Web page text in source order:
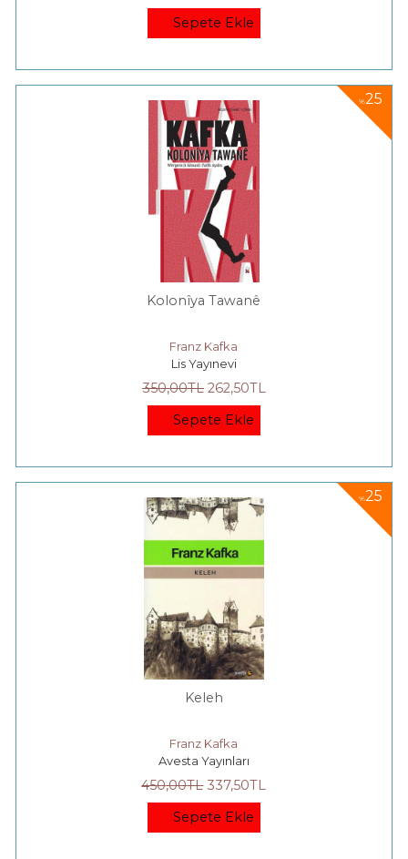
Sepete Ekle
%25
Kolonîya Tawanê
Franz Kafka
Lis Yayınevi
350,00TL 262,50TL
Sepete Ekle
%25
Keleh
Franz Kafka
Avesta Yayınları
450,00TL 337,50TL
Sepete Ekle